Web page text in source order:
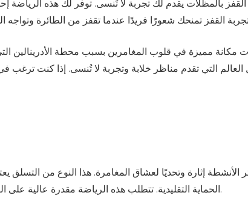
بالمظلات يقدم لك تجربة لا تُنسى. توفر لك هذه الرياضة
مكانة مميزة في قلوب المغامرين بسبب محطة الأدرينالين
التي تقدم مناظر خلابة وتجربة لا تُنسى. إذا كنت
إثارة وتحديًا لعشاق المغامرة. هذا النوع من التسلق
الحماية التقليدية. تتطلب هذه الرياضة مقدرة عالية على التحمل، التركيز، والقوة، ما يجعلها مناسبة للمغامرين الذين يبحثون عن تحديات جديدة.